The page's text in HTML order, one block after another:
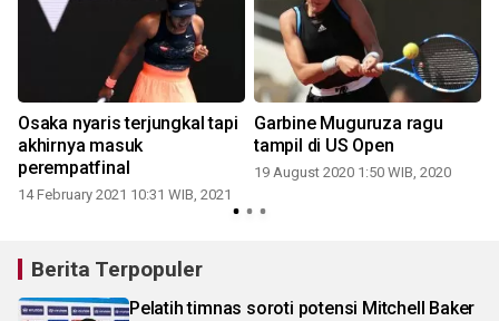
Osaka nyaris terjungkal tapi
akhirnya masuk
perempatfinal
14 February 2021 10:31 WIB, 2021
Garbine Muguruza ragu
tampil di US Open
19 August 2020 1:50 WIB, 2020
Berita Terpopuler
Pelatih timnas soroti potensi Mitchell Baker